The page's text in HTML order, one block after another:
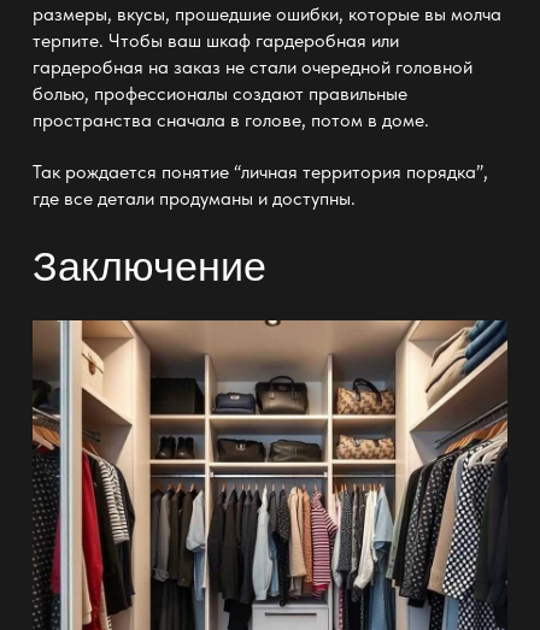
размеры, вкусы, прошедшие ошибки, которые вы молча
терпите. Чтобы ваш шкаф гардеробная или
гардеробная на заказ не стали очередной головной
болью, профессионалы создают правильные
пространства сначала в голове, потом в доме.
Так рождается понятие “личная территория порядка”,
где все детали продуманы и доступны.
Заключение